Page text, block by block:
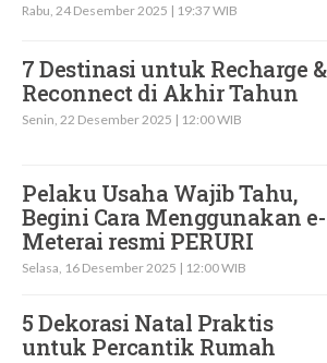
Rabu, 24 Desember 2025 | 19:37 WIB
7 Destinasi untuk Recharge &
Reconnect di Akhir Tahun
Senin, 22 Desember 2025 | 12:00 WIB
Pelaku Usaha Wajib Tahu,
Begini Cara Menggunakan e-
Meterai resmi PERURI
Selasa, 16 Desember 2025 | 12:00 WIB
5 Dekorasi Natal Praktis
untuk Percantik Rumah